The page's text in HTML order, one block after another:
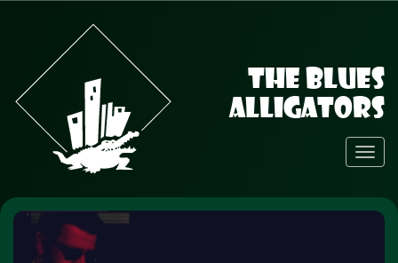
The Blues
Alligators
Toggle